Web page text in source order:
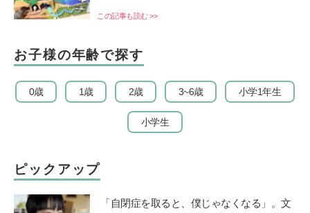
この記事も読む >>
お子様の年齢で探す
0歳 1歳 2歳 3~6歳 小学1年生
小学生
ピックアップ
「自閉症を取ると、僕じゃなくなる」。文